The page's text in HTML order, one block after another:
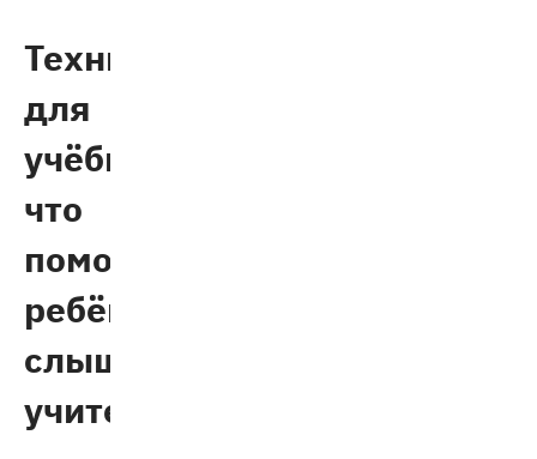
Техника
для
учёбы:
что
поможет
ребёнку
слышать
учителя